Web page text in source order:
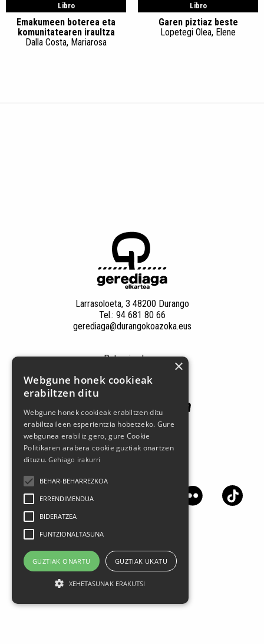
Libro
Emakumeen boterea eta
komunitatearen iraultza
Dalla Costa, Mariarosa
Libro
Garen piztiaz beste
Lopetegi Olea, Elene
Larrasoloeta, 3 48200 Durango
Tel.: 94 681 80 66
gerediaga@durangokoazoka.eus
Patrocinadores ×
Webgune honek cookieak
erabiltzen ditu
Webgune honek cookieak erabiltzen ditu
erabiltzaileen esperientzia hobetzeko. Gure
webgunea erabiliz gero, gure Cookie
Politikaren arabera cookie guztiak onartzen
dituzu.Gehiago irakurri
BEHAR-BEHARREZKOA
ERRENDIMENDUA
BIDERATZEA
FUNTZIONALTASUNA
GUZTIAK ONARTU GUZTIAK UKATU
XEHETASUNAK ERAKUTSI